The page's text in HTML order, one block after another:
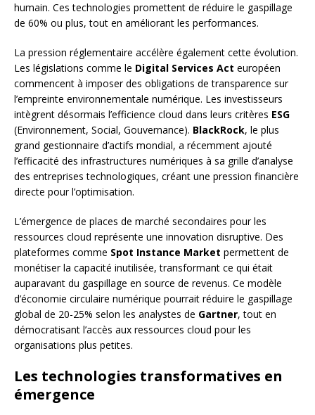
humain. Ces technologies promettent de réduire le gaspillage
de 60% ou plus, tout en améliorant les performances.
La pression réglementaire accélère également cette évolution.
Les législations comme le Digital Services Act européen
commencent à imposer des obligations de transparence sur
l’empreinte environnementale numérique. Les investisseurs
intègrent désormais l’efficience cloud dans leurs critères ESG
(Environnement, Social, Gouvernance). BlackRock, le plus
grand gestionnaire d’actifs mondial, a récemment ajouté
l’efficacité des infrastructures numériques à sa grille d’analyse
des entreprises technologiques, créant une pression financière
directe pour l’optimisation.
L’émergence de places de marché secondaires pour les
ressources cloud représente une innovation disruptive. Des
plateformes comme Spot Instance Market permettent de
monétiser la capacité inutilisée, transformant ce qui était
auparavant du gaspillage en source de revenus. Ce modèle
d’économie circulaire numérique pourrait réduire le gaspillage
global de 20-25% selon les analystes de Gartner, tout en
démocratisant l’accès aux ressources cloud pour les
organisations plus petites.
Les technologies transformatives en
émergence